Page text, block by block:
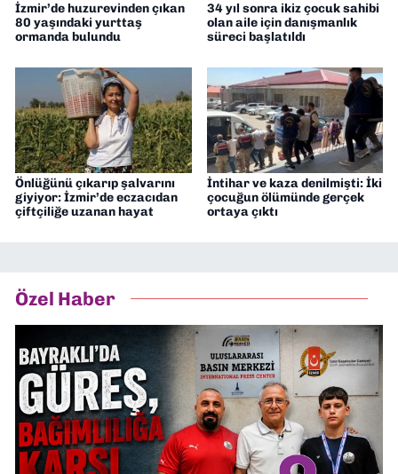
İzmir’de huzurevinden çıkan
80 yaşındaki yurttaş
ormanda bulundu
34 yıl sonra ikiz çocuk sahibi
olan aile için danışmanlık
süreci başlatıldı
Önlüğünü çıkarıp şalvarını
giyiyor: İzmir’de eczacıdan
çiftçiliğe uzanan hayat
İntihar ve kaza denilmişti: İki
çocuğun ölümünde gerçek
ortaya çıktı
Özel Haber